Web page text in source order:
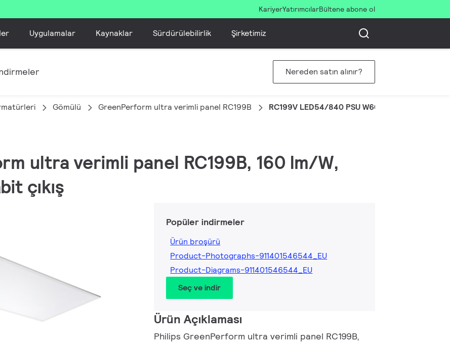
KariyerYatırımcılarBültene abone ol
Uygulamalar Kaynaklar Sürdürülebilirlik Şirketimiz
Nereden satın alınır?
Gömülü GreenPerform ultra verimli panel RC199B RC199V LED54/840 PSU W60L120 OC UE
ultra verimli panel RC199B, 160 lm/W,
çıkış
Popüler indirmeler
Ürün broşürü
Product-Photographs-911401546544_EU
Product-Diagrams-911401546544_EU
Seç ve indir
Ürün Açıklaması
Philips GreenPerform ultra verimli panel RC199B,